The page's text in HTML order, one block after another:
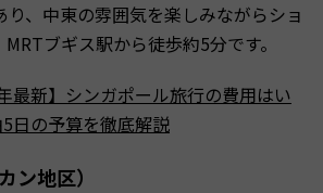
り、中東の雰囲気を楽しみながらショ
ブギス駅から徒歩約5分です。
最新】シンガポール旅行の費用はい
日の予算を徹底解説
ン地区）